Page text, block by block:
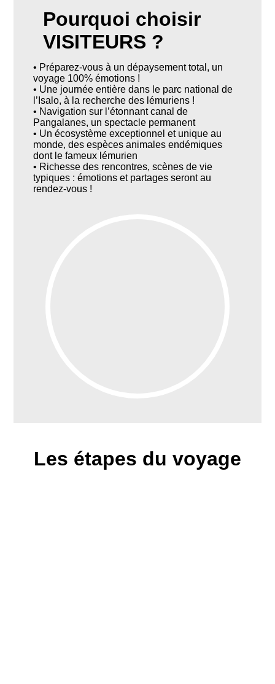
Pourquoi choisir
VISITEURS ?
• Préparez-vous à un dépaysement total, un
voyage 100% émotions !
• Une journée entière dans le parc national de
l’Isalo, à la recherche des lémuriens !
• Navigation sur l’étonnant canal de
Pangalanes, un spectacle permanent
• Un écosystème exceptionnel et unique au
monde, des espèces animales endémiques
dont le fameux lémurien
• Richesse des rencontres, scènes de vie
typiques : émotions et partages seront au
rendez-vous !
Les étapes du voyage